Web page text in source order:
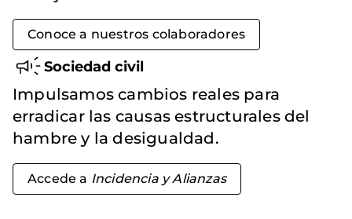
Conoce a nuestros colaboradores
Sociedad civil
Impulsamos cambios reales para
erradicar las causas estructurales del
hambre y la desigualdad.
Accede a Incidencia y Alianzas